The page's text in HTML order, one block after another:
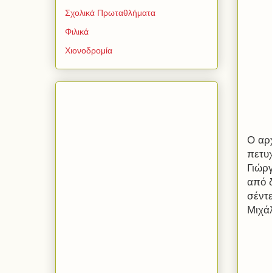
Ο
από
Σχολικά Πρωταθλήματα
Φιλικά
Χιονοδρομία